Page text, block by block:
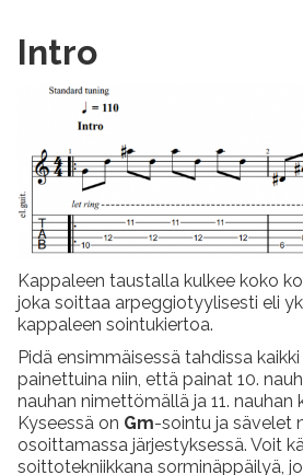
Intro
Kappaleen taustalla kulkee koko
joka soittaa arpeggiotyylisesti eli
kappaleen sointukiertoa.
Pidä ensimmäisessä tahdissa
painettuina niin, että painat 10.
nauhan nimettömällä ja 11. nauhan
Kyseessä on Gm-sointu ja sävelet
osoittamassa järjestyksessä. Voit
soittotekniikkana sorminäppäilyä,